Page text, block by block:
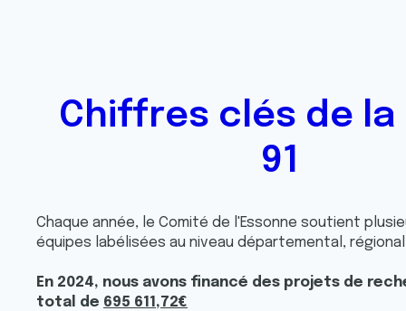
Chiffres clés de la
91
Chaque année, le Comité de l'Essonne soutient
équipes labélisées au niveau départemental,
En 2024, nous avons financé des projets de
total de 695 611,72€